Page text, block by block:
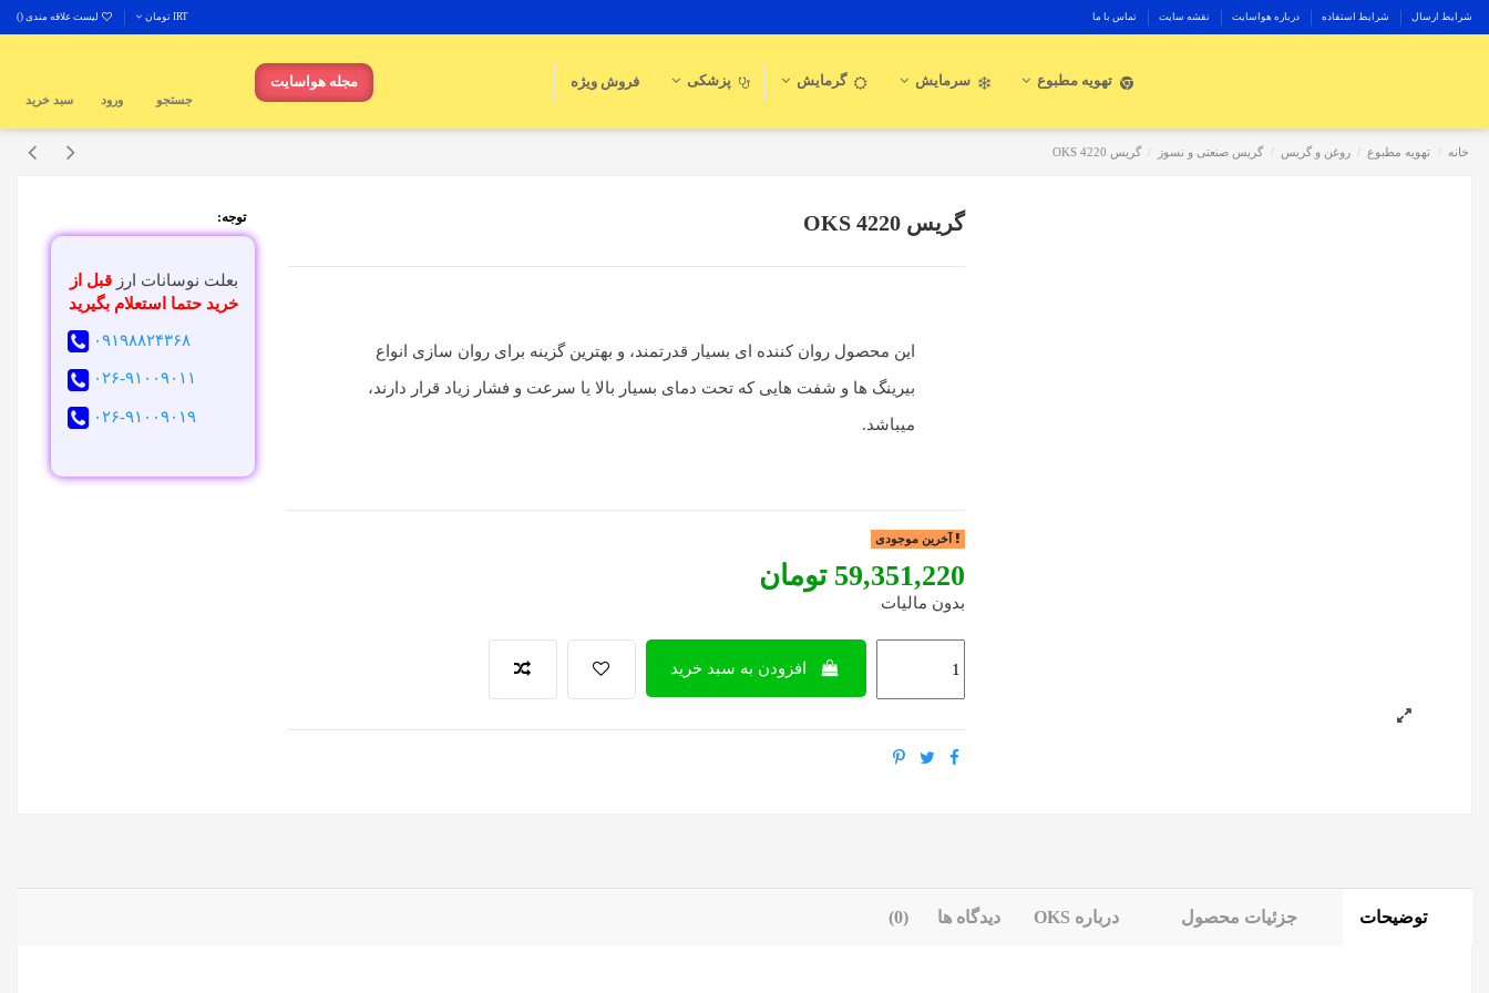
شرایط ارسال شرایط استفاده درباره هواسایت نقشه سایت تماس با ما IRT تومان لیست علاقه مندی ()
تهویه مطبوع سرمایش گرمایش پزشکی مجله هواسایت فروش ویژه
جستجو ورود سبد خرید
خانه تهویه مطبوع روغن و گریس گریس صنعتی و نسوز گریس OKS 4220
گریس OKS 4220
این محصول روان کننده ای بسیار قدرتمند، و بهترین گزینه برای روان سازی انواع
بیرینگ ها و شفت هایی که تحت دمای بسیار بالا یا سرعت و فشار زیاد قرار دارند،
میباشد.
آخرین موجودی
‎59,351,220 تومان
بدون مالیات
افزودن به سبد خرید
توجه:
بعلت نوسانات ارزقبل از
خرید حتما استعلام بگیرید
۰۹۱۹۸۸۲۴۳۶۸
۰۲۶-۹۱۰۰۹۰۱۱
۰۲۶-۹۱۰۰۹۰۱۹
توضیحات جزئیات محصول درباره OKS دیدگاه ها (0)